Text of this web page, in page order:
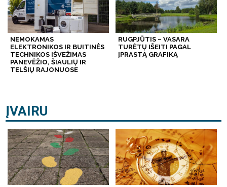
NEMOKAMAS
ELEKTRONIKOS IR BUITINĖS
TECHNIKOS IŠVEŽIMAS
PANEVĖŽIO, ŠIAULIŲ IR
TELŠIŲ RAJONUOSE
RUGPJŪTIS – VASARA
TURĖTŲ IŠEITI PAGAL
ĮPRASTĄ GRAFIKĄ
ĮVAIRU